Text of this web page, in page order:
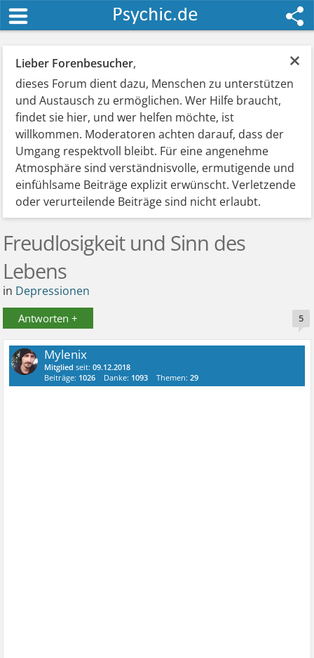
×
Lieber Forenbesucher,
dieses Forum dient dazu, Menschen zu unterstützen
und Austausch zu ermöglichen. Wer Hilfe braucht,
findet sie hier, und wer helfen möchte, ist
willkommen. Moderatoren achten darauf, dass der
Umgang respektvoll bleibt. Für eine angenehme
Atmosphäre sind verständnisvolle, ermutigende und
einfühlsame Beiträge explizit erwünscht. Verletzende
oder verurteilende Beiträge sind nicht erlaubt.
Freudlosigkeit und Sinn des
Lebens
in Depressionen
Antworten + 5
Mylenix
Mitglied seit:09.12.2018
Beiträge: 1026 Danke: 1093 Themen:29